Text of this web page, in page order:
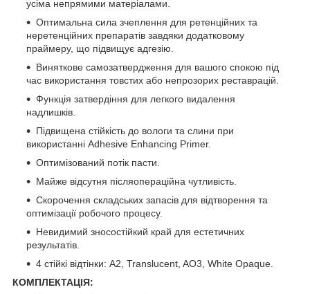
усіма непрямими матеріалами.
Оптимальна сила зчеплення для ретенційних та
неретенційних препаратів завдяки додатковому
праймеру, що підвищує адгезію.
Виняткове самозатвердження для вашого спокою під
час використання товстих або непрозорих реставрацій.
Функція затвердіння для легкого видалення
надлишків.
Підвищена стійкість до вологи та слини при
використанні Adhesive Enhancing Primer.
Оптимізований потік пасти.
Майже відсутня післяопераційна чутливість.
Скорочення складських запасів для відтворення та
оптимізації робочого процесу.
Невидимий зносостійкий край для естетичних
результатів.
4 стійкі відтінки: A2, Translucent, AO3, White Opaque.
КОМПЛЕКТАЦІЯ: